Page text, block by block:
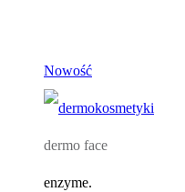
Nowość
dermo face
enzyme.